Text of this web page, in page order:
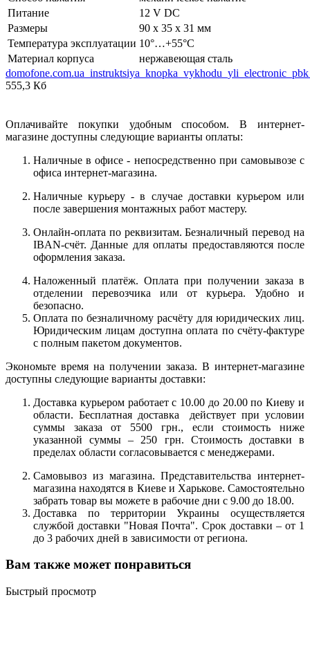
Питание
12 V DC
Размеры
90 x 35 x 31 мм
Температура эксплуатации 10°…+55°C
Материал корпуса
нержавеющая сталь
555,3 Кб
Оплачивайте покупки удобным способом. В интернет-
магазине доступны следующие варианты оплаты:
Наличные в офисе - непосредственно при самовывозе с
офиса интернет-магазина.
Наличные курьеру - в случае доставки курьером или
после завершения монтажных работ мастеру.
Онлайн-оплата по реквизитам. Безналичный перевод на
IBAN-счёт. Данные для оплаты предоставляются после
оформления заказа.
Наложенный платёж. Оплата при получении заказа в
отделении перевозчика или от курьера. Удобно и
безопасно.
Оплата по безналичному расчёту для юридических лиц.
Юридическим лицам доступна оплата по счёту-фактуре
с полным пакетом документов.
Экономьте время на получении заказа. В интернет-магазине
доступны следующие варианты доставки:
Доставка курьером работает с 10.00 до 20.00 по Киеву и
области. Бесплатная доставка действует при условии
суммы заказа от 5500 грн., если стоимость ниже
указанной суммы – 250 грн. Стоимость доставки в
пределах области согласовывается с менеджерами.
Самовывоз из магазина. Представительства интернет-
магазина находятся в Киеве и Харькове. Самостоятельно
забрать товар вы можете в рабочие дни с 9.00 до 18.00.
Доставка по территории Украины осуществляется
службой доставки "Новая Почта". Срок доставки – от 1
до 3 рабочих дней в зависимости от региона.
Вам также может понравиться
Быстрый просмотр